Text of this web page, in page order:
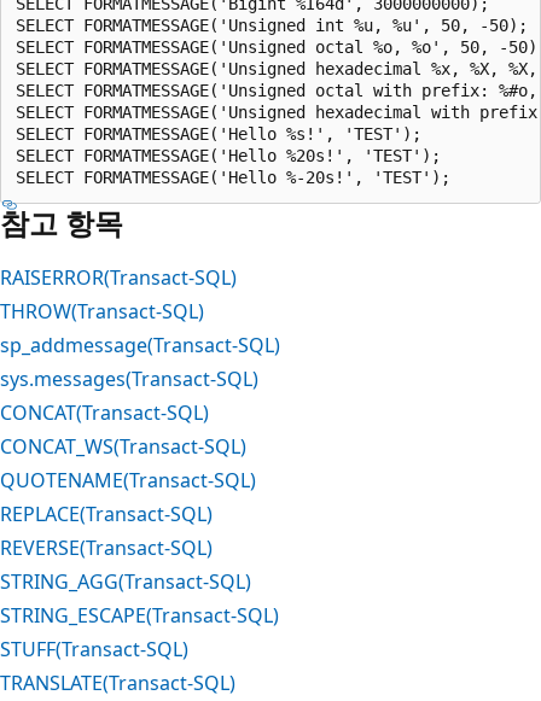
SELECT FORMATMESSAGE('Unsigned int %u, %u', 50, -
SELECT FORMATMESSAGE('Unsigned octal %o, %o', 50, -
SELECT FORMATMESSAGE('Unsigned hexadecimal %x,
SELECT FORMATMESSAGE('Unsigned octal with prefix:
SELECT FORMATMESSAGE('Unsigned hexadecimal
SELECT FORMATMESSAGE('Hello %s!', 'TEST');
SELECT FORMATMESSAGE('Hello %20s!', 'TEST');
참고 항목
RAISERROR(Transact-SQL)
THROW(Transact-SQL)
sp_addmessage(Transact-SQL)
sys.messages(Transact-SQL)
CONCAT(Transact-SQL)
CONCAT_WS(Transact-SQL)
QUOTENAME(Transact-SQL)
REPLACE(Transact-SQL)
REVERSE(Transact-SQL)
STRING_AGG(Transact-SQL)
STRING_ESCAPE(Transact-SQL)
STUFF(Transact-SQL)
TRANSLATE(Transact-SQL)